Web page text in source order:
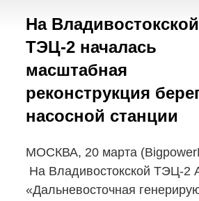
На Владивостокской
ТЭЦ-2 началась
масштабная
реконструкция
насосной станции
МОСКВА, 20 марта
На Владивостокской ТЭЦ-2
«Дальневосточная